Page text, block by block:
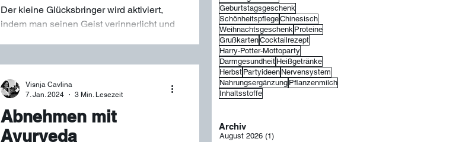
Winter
Der kleine Glücksbringer wird aktiviert,
indem man seinen Geist verinnerlicht und
Abnehmen mit
Ayurveda
Visnja Cavlina
7. Jan. 2024
3 Min. Lesezeit
Geburtstagsgeschenk
SchönheitspflegeChinesisch
Weihnachtsgeschenk Proteine
GrußkartenCocktailrezept
Harry-Potter-Mottoparty
Darmgesundheit Heißgetränke
Herbst Partyideen Nervensystem
Nahrungsergänzung Pflanzenmilch
Inhaltsstoffe
August 2026 (1)
Archiv